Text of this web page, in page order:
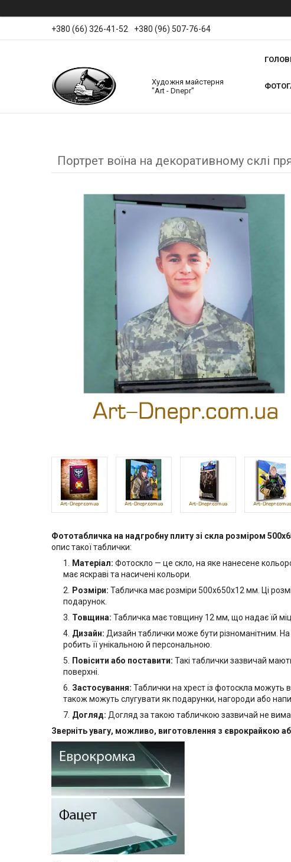
+380 (66) 326-41-52 +380 (96) 507-76-64
Художня майстерня
"Art - Dnepr"
Портрет воїна на декоративному склі
Фототабличка на надгробну плиту зі скла розміром
опис такої таблички:
Матеріал: Фотоскло — це скло, на яке нанесене
має яскраві та насичені кольори.
Розміри: Табличка має розміри 500х650x12 мм. Ці
подарунок.
Товщина: Табличка має товщину 12 мм, що надає їй
Дизайн: Дизайн таблички може бути різноманітним.
робить її унікальною й персональною.
Повісити або поставити: Такі таблички зазвичай
поверхні.
Застосування: Таблички на хрест із фотоскла можуть
також можуть слугувати як подарунки, нагороди або
Догляд: Догляд за такою табличкою зазвичай не
Зверніть увагу, можливо, виготовлення з єврокрайкою